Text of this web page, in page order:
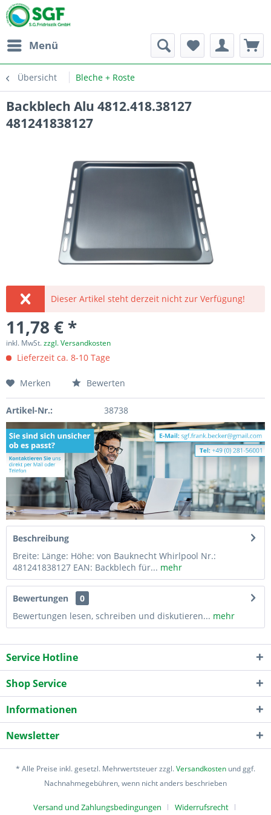
Menü
Übersicht Bleche + Roste
Backblech Alu 4812.418.38127
481241838127
Dieser Artikel steht derzeit nicht zur Verfügung!
11,78 € *
inkl. MwSt.zzgl. Versandkosten
Lieferzeit ca. 8-10 Tage
Merken Bewerten
Artikel-Nr.: 38738
Beschreibung
Breite: Länge: Höhe: von Bauknecht Whirlpool Nr.:
481241838127 EAN: Backblech für... mehr
Bewertungen
0
Bewertungen lesen, schreiben und diskutieren... mehr
Service Hotline
Shop Service
Informationen
Newsletter
* Alle Preise inkl. gesetzl. Mehrwertsteuer zzgl.Versandkosten und ggf.
Nachnahmegebühren, wenn nicht anders beschrieben
Versand und Zahlungsbedingungen Widerrufsrecht